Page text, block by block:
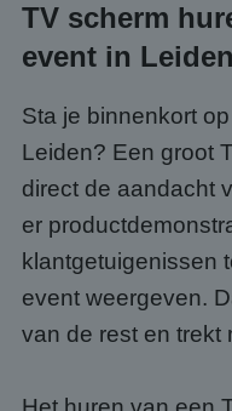
TV scherm
event in Leiden
Sta je binnenkort
Leiden? Een groot
direct de aandacht
er
klantgetuigenissen
event weergeven.
van de rest en trekt